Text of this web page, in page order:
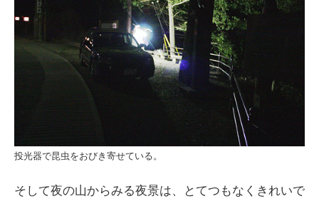
投光器で昆虫をおびき寄せている。
そして夜の山からみる夜景は、とてつもなくきれいで